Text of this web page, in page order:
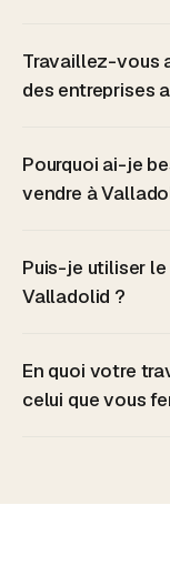
Travaillez-vous
des entreprises
Pourquoi ai-je
vendre à
Puis-je utiliser
Valladolid ?
En quoi votre
celui que vous